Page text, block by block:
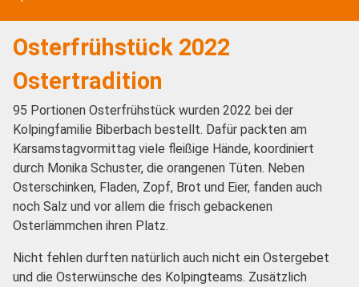
Osterfrühstück 2022
Ostertradition
95 Portionen Osterfrühstück wurden 2022 bei der
Kolpingfamilie Biberbach bestellt. Dafür packten am
Karsamstagvormittag viele fleißige Hände, koordiniert
durch Monika Schuster, die orangenen Tüten. Neben
Osterschinken, Fladen, Zopf, Brot und Eier, fanden auch
noch Salz und vor allem die frisch gebackenen
Osterlämmchen ihren Platz.
Nicht fehlen durften natürlich auch nicht ein Ostergebet
und die Osterwünsche des Kolpingteams. Zusätzlich